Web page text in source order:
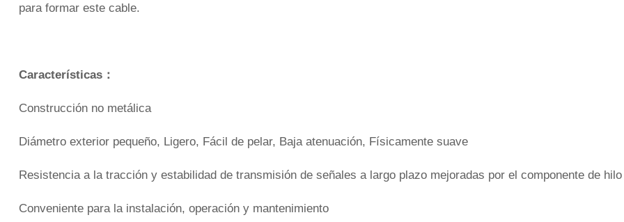
para formar este cable.
Características ：
Construcción no metálica
Diámetro exterior pequeño, Ligero, Fácil de pelar, Baja atenuación, Físicamente suave
Resistencia a la tracción y estabilidad de transmisión de señales a largo plazo mejoradas por el componente de
Conveniente para la instalación, operación y mantenimiento